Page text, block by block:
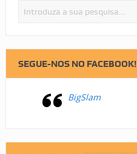
SEGUE-NOS NO FACEBOOK!
BigSlam